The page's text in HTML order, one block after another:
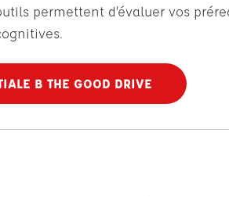
permettent d’évaluer vos
B THE GOOD DRIVE